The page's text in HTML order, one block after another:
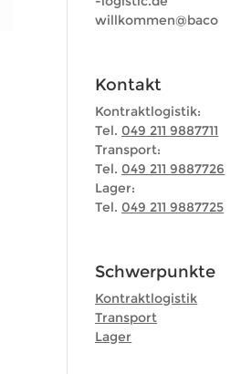
oca
b@nem
mokll
iw
Kontakt
Kontraktlogistik:
Tel. 049 211 9887711
Transport:
Tel. 049 211 9887726
Lager:
Tel. 049 211 9887725
Schwerpunkte
Kontraktlogistik
Transport
Lager